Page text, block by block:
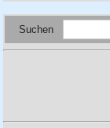
Suchen